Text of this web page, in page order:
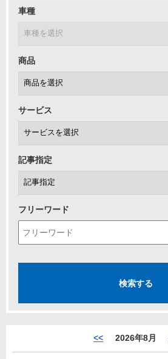
車種
商品
サービス
記事指定
フリーワード
<< 2026年8月